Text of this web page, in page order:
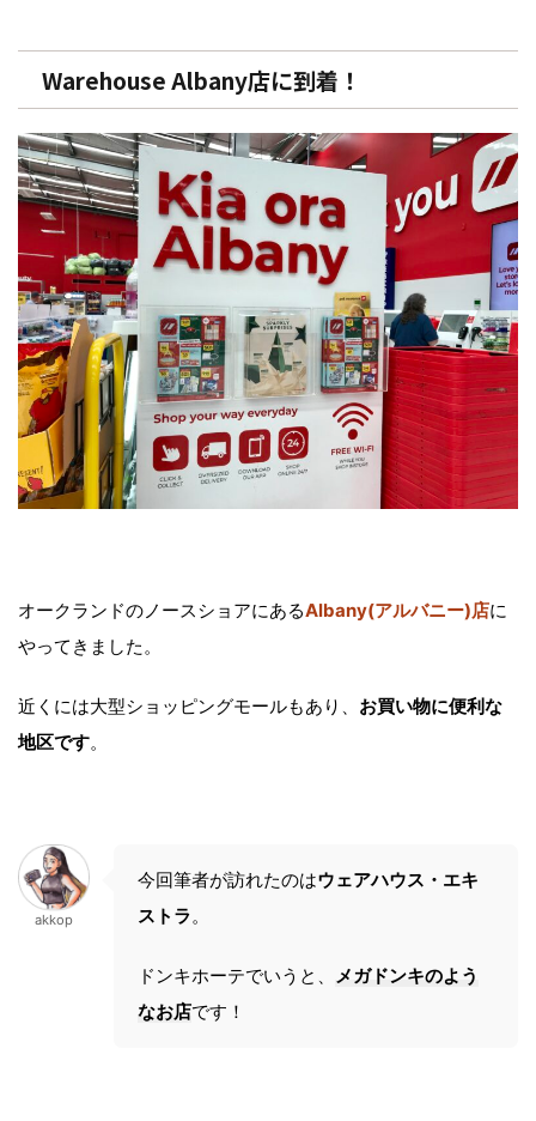
Warehouse Albany店に到着！
オークランドのノースショアにあるAlbany(アルバニー)店に
やってきました。
近くには大型ショッピングモールもあり、 お買い物に便利な
地区です。
akkop
今回筆者が訪れたのはウェアハウス・エキ
ストラ。
ドンキホーテでいうと、
メガドンキのよう
なお店です！